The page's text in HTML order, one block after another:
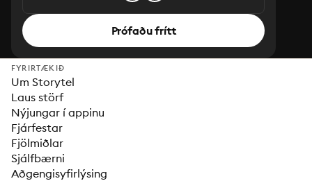
Prófaðu frítt
FYRIRTÆKIÐ
Um Storytel
Laus störf
Nýjungar í appinu
Fjárfestar
Fjölmiðlar
Sjálfbærni
Aðgengisyfirlýsing